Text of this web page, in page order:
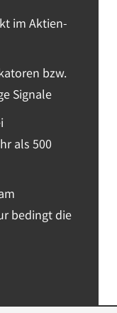
im Aktien-
bzw.
Signale
als 500
bedingt die